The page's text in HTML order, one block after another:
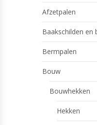
Afzetpalen
Baakschilden en
Bermpalen
Bouw
Bouwhekken
Hekken